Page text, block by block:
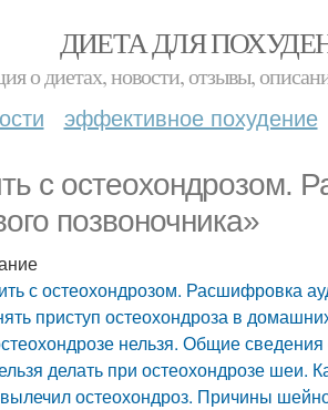
ДИЕТА ДЛЯ
о диетах, новости, отзывы,
эффективное похудение
с остеохондрозом.
позвоночника»
с остеохондрозом. Расшифровка
приступ остеохондроза в
нельзя. Общие сведения
делать при остеохондрозе шеи.
остеохондроз. Причины